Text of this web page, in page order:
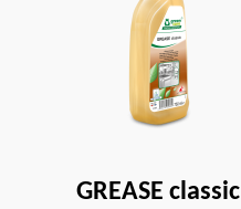
GREASE classic